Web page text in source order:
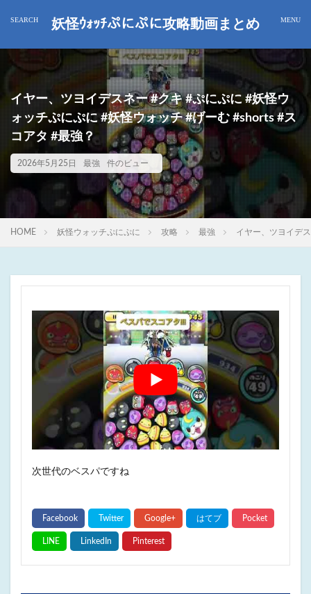
妖怪ｳｫｯﾁぷにぷに攻略動画まとめ
イヤー、ツヨイデスネー #クキ #ぷにぷに #妖怪ウ
ォッチぷにぷに #妖怪ウォッチ #げーむ #shorts #ス
コアタ #最強？
2026年5月25日 最強 件のビュー
HOME 妖怪ウォッチぷにぷに 攻略 最強 イヤー、ツヨイデ
次世代のベスパですね